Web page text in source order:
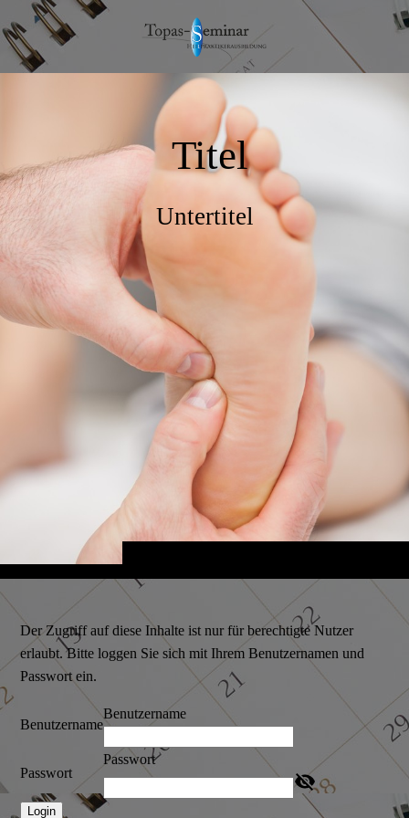
Titel
Untertitel
Der Zugriff auf diese Inhalte ist nur für berechtigte Nutzer
erlaubt. Bitte loggen Sie sich mit Ihrem Benutzernamen und
Passwort ein.
Benutzername
Benutzername
Passwort
Passwort
Login